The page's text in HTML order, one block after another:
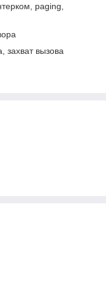
paging,
захват вызова